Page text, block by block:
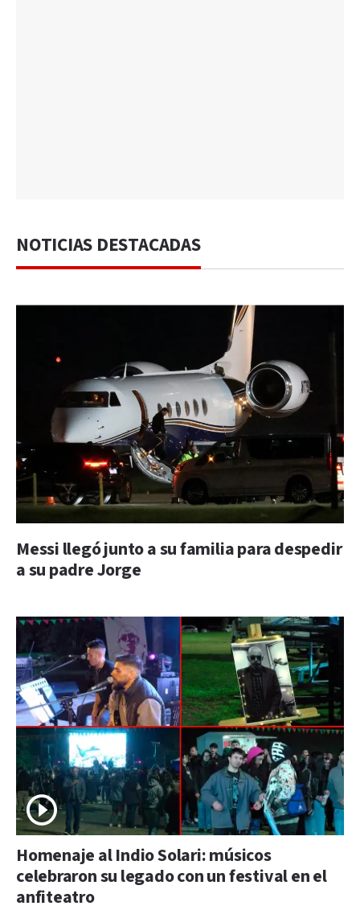
NOTICIAS DESTACADAS
Messi llegó junto a su familia para despedir
a su padre Jorge
Homenaje al Indio Solari: músicos
celebraron su legado con un festival en el
anfiteatro